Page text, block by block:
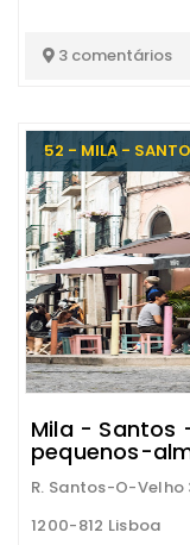
3 comentários
52 - MILA -
Mila - Santos
pequenos-
R. Santos-O-Velho
1200-812 Lisboa